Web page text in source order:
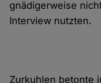
gnädigerweise
Interview nutzten.
Zurkuhlen betonte